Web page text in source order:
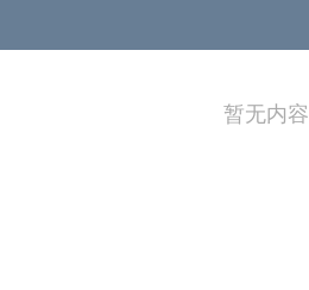
暂无内容